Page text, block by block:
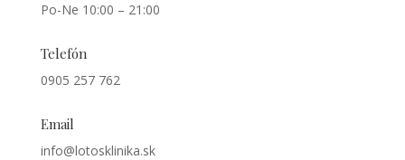
Po-Ne 10:00 – 21:00
Telefón
0905 257 762
Email
info@lotosklinika.sk